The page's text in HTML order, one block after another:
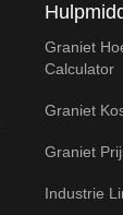
Graniet
Calculator
Graniet
Graniet
Industrie